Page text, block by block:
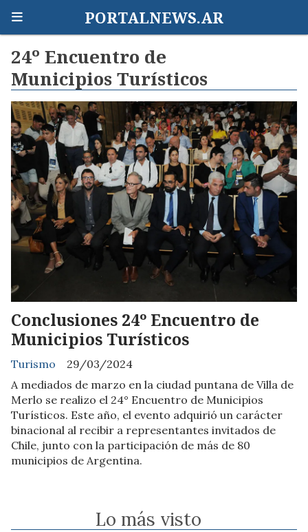
PORTALNEWS.AR
24º Encuentro de
Municipios Turísticos
Conclusiones 24º Encuentro de
Municipios Turísticos
Turismo
29/03/2024
A mediados de marzo en la ciudad puntana de Villa de
Merlo se realizo el 24° Encuentro de Municipios
Turísticos. Este año, el evento adquirió un carácter
binacional al recibir a representantes invitados de
Chile, junto con la participación de más de 80
municipios de Argentina.
Lo más visto